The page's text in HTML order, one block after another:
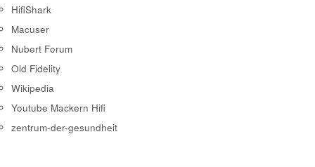
HifiShark
Macuser
Nubert Forum
Old Fidelity
Wikipedia
Youtube Mackern Hifi
zentrum-der-gesundheit